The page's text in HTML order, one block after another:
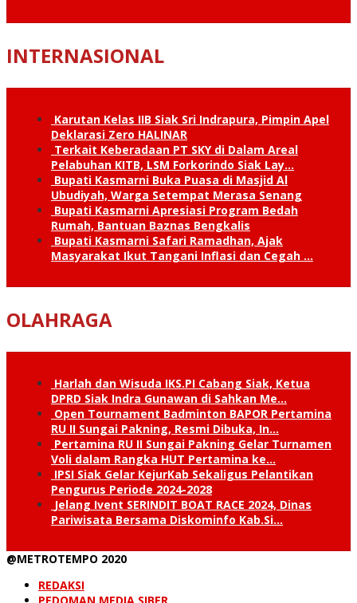
INTERNASIONAL
Karutan Kelas IIB Siak Sri Indrapura, Pimpin Apel
Deklarasi Zero HALINAR
Terkait Keberadaan PT SKY di Dalam Areal
Pelabuhan KITB, LSM Forkorindo Siak Lay…
Bupati Kasmarni Buka Puasa di Masjid Al
Ubudiyah, Warga Setempat Merasa Senang
Bupati Kasmarni Apresiasi Program Bedah
Rumah, Bantuan Baznas Bengkalis
Bupati Kasmarni Safari Ramadhan, Ajak
Masyarakat Ikut Tangani Inflasi dan Cegah …
OLAHRAGA
Harlah dan Wisuda IKS.PI Cabang Siak, Ketua
DPRD Siak Indra Gunawan di Sahkan Me…
Open Tournament Badminton BAPOR Pertamina
RU II Sungai Pakning, Resmi Dibuka, In…
Pertamina RU II Sungai Pakning Gelar Turnamen
Voli dalam Rangka HUT Pertamina ke…
IPSI Siak Gelar KejurKab Sekaligus Pelantikan
Pengurus Periode 2024-2028
Jelang Ivent SERINDIT BOAT RACE 2024, Dinas
Pariwisata Bersama Diskominfo Kab.Si…
@METROTEMPO 2020
REDAKSI